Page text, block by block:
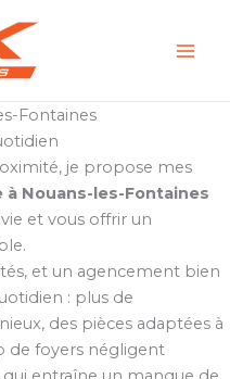
Fontaines
je propose mes
Nouans-les-Fontaines
et vous offrir un
et un agencement bien
: plus de
des pièces adaptées à
de foyers négligent